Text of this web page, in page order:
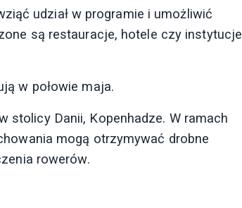
udział w programie i umożliwić
są restauracje, hotele czy instytucje
w połowie maja.
stolicy Danii, Kopenhadze. W ramach
mogą otrzymywać drobne
rowerów.